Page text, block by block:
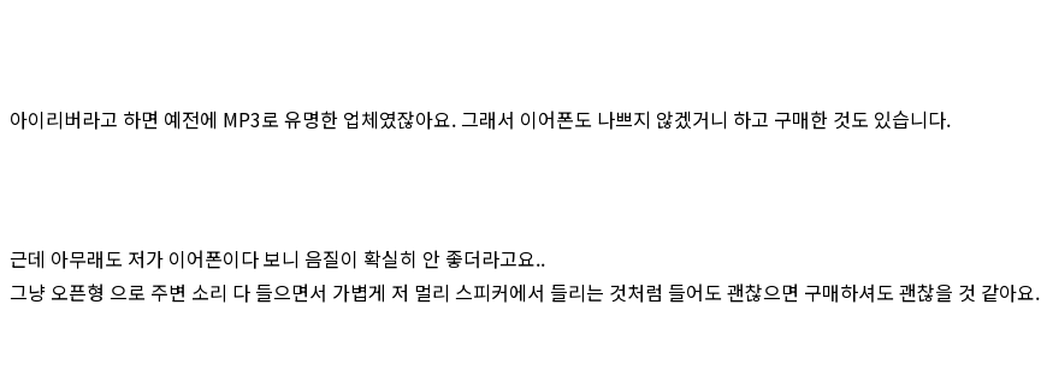
아이리버라고 하면 예전에 MP3로 유명한 업체였잖아요. 그래서 이어폰도 나쁘지 않겠거니 하고 구매한 것도 있습니다.
근데 아무래도 저가 이어폰이다 보니 음질이 확실히 안 좋더라고요..
그냥 오픈형 으로 주변 소리 다 들으면서 가볍게 저 멀리 스피커에서 들리는 것처럼 들어도 괜찮으면 구매하셔도 괜찮을 것 같아요.